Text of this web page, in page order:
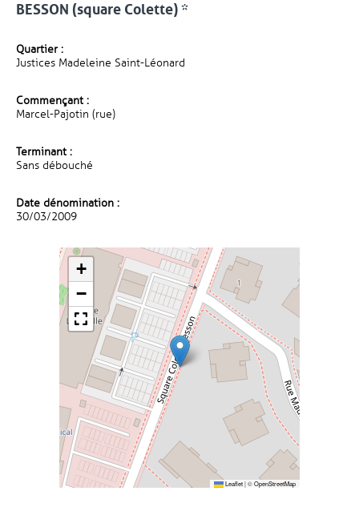
BESSON (square Colette) *
Quartier :
Justices Madeleine Saint-Léonard
Commençant :
Marcel-Pajotin (rue)
Terminant :
Sans débouché
Date dénomination :
30/03/2009
+
−
Leaflet|©OpenStreetMap